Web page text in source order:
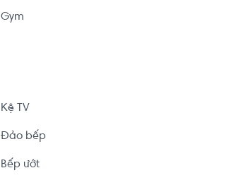
Gym
Kệ TV
Đảo bếp
Bếp ướt